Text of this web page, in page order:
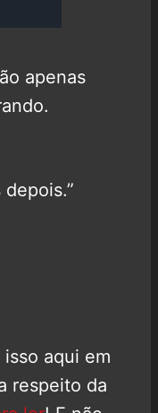
apenas
aqui em
respeito da